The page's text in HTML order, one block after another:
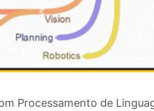
Processamento de